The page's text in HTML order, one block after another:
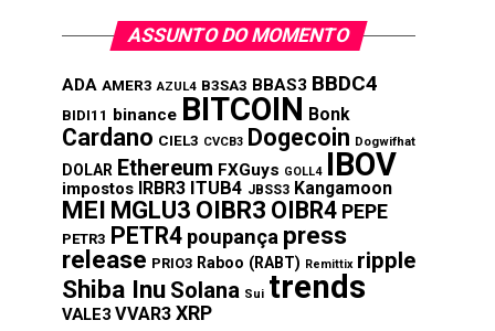
ASSUNTO DO MOMENTO
ADA AMER3 AZUL4 B3SA3 BBAS3 BBDC4
BIDI11 binance BITCOIN Bonk
Cardano CIEL3 CVCB3 Dogecoin Dogwifhat
DOLAR Ethereum FXGuys GOLL4 IBOV
impostos IRBR3 ITUB4 JBSS3 Kangamoon
MEI MGLU3 OIBR3 OIBR4 PEPE
PETR3 PETR4 poupança press
release PRIO3 Raboo (RABT) Remittix ripple
Shiba Inu Solana Sui trends
VALE3 VVAR3 XRP